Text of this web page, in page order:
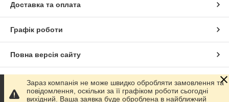
Доставка та оплата
Графік роботи
Повна версія сайту
Сайт створено на маркетплейсіProm.ua
Зараз компанія не може швидко обробляти замовлення та
повідомлення, оскільки за її графіком роботи сьогодні
вихідний. Ваша заявка буде оброблена в найближчий